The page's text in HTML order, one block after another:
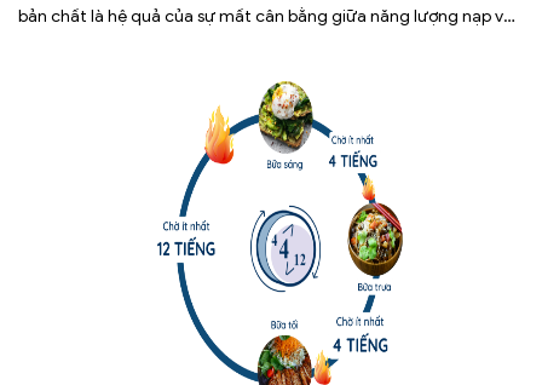
bản chất là hệ quả của sự mất cân bằng giữa năng lượng nạp vào